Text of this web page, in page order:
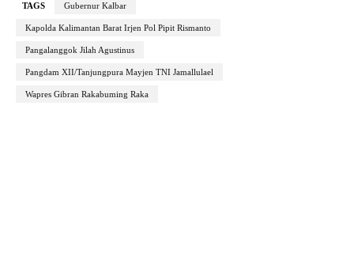
TAGS Gubernur Kalbar
Kapolda Kalimantan Barat Irjen Pol Pipit Rismanto
Pangalanggok Jilah Agustinus
Pangdam XII/Tanjungpura Mayjen TNI Jamallulael
Wapres Gibran Rakabuming Raka